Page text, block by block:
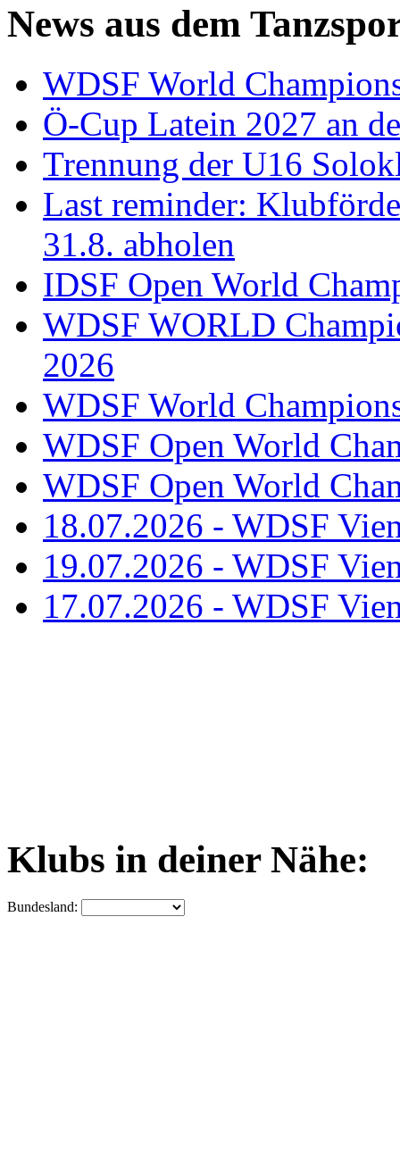
News aus dem
WDSF World
Ö-Cup Latein 2027 an
Trennung der U16
Last reminder:
31.8. abholen
IDSF Open World
WDSF WORLD
2026
WDSF World
WDSF Open World
WDSF Open World
18.07.2026 - WDSF
19.07.2026 - WDSF
17.07.2026 - WDSF
Klubs in deiner Nähe:
Bundesland: